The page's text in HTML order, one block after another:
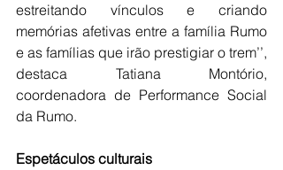
estreitando vínculos e criando
memórias afetivas entre a família Rumo
e as famílias que irão prestigiar o trem’’,
destaca Tatiana Montório,
coordenadora de Performance Social
da Rumo.
Espetáculos culturais